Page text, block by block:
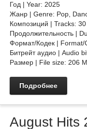
Год | Year: 2025
Жанр | Genre: Pop,
Композиций | Tracks: 30
Продолжительность |
Формат/Кодек | Format/
Битрейт аудио | Audio
Размер | File size: 206
Подробнее
August Hits